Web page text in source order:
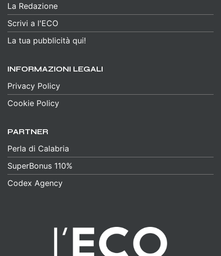
La Redazione
Scrivi a l'ECO
La tua pubblicità qui!
INFORMAZIONI LEGALI
Privacy Policy
Cookie Policy
PARTNER
Perla di Calabria
SuperBonus 110%
Codex Agency